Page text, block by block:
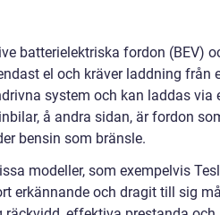
batterielektriska fordon (BEV)
el och kräver laddning från
system och kan laddas via
å andra sidan, är fordon
bensin som bränsle.
modeller, som exempelvis
erkännande och dragit till sig